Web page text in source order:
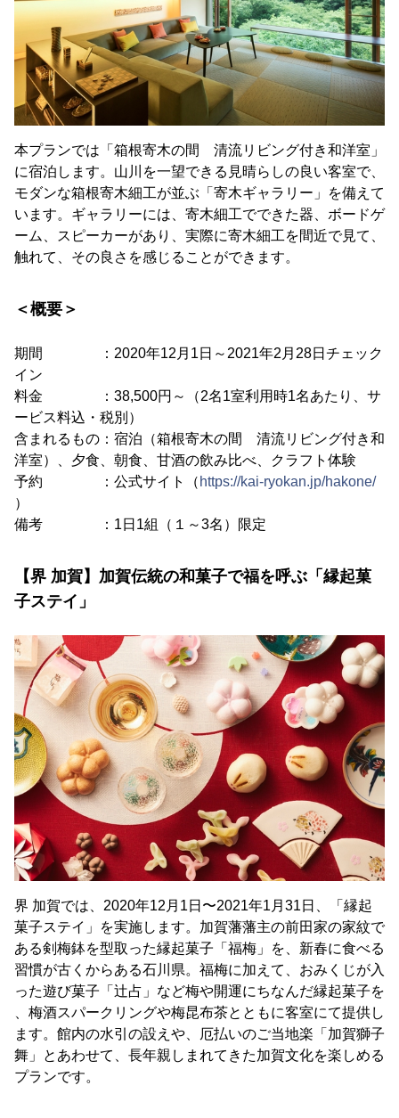
本プランでは「箱根寄木の間 清流リビング付き和洋室」
に宿泊します。山川を一望できる見晴らしの良い客室で、
モダンな箱根寄木細工が並ぶ「寄木ギャラリー」を備えて
います。ギャラリーには、寄木細工でできた器、ボードゲ
ーム、スピーカーがあり、実際に寄木細工を間近で見て、
触れて、その良さを感じることができます。
＜概要＞
期間 ：2020年12月1日～2021年2月28日チェック
イン
料金 ：38,500円～（2名1室利用時1名あたり、サ
ービス料込・税別）
含まれるもの：宿泊（箱根寄木の間 清流リビング付き和
洋室）、夕食、朝食、甘酒の飲み比べ、クラフト体験
予約 ：公式サイト（ https://kai-ryokan.jp/hakone/
）
備考 ：1日1組（１～3名）限定
【界 加賀】加賀伝統の和菓子で福を呼ぶ「縁起菓
子ステイ」
界 加賀では、2020年12月1日〜2021年1月31日、「縁起
菓子ステイ」を実施します。加賀藩藩主の前田家の家紋で
ある剣梅鉢を型取った縁起菓子「福梅」を、新春に食べる
習慣が古くからある石川県。福梅に加えて、おみくじが入
った遊び菓子「辻占」など梅や開運にちなんだ縁起菓子を
、梅酒スパークリングや梅昆布茶とともに客室にて提供し
ます。館内の水引の設えや、厄払いのご当地楽「加賀獅子
舞」とあわせて、長年親しまれてきた加賀文化を楽しめる
プランです。